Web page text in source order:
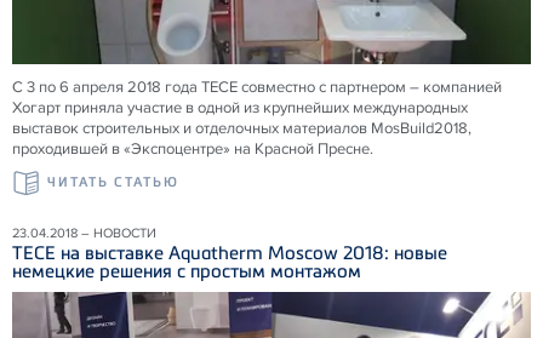
С 3 по 6 апреля 2018 года ТЕСЕ совместно с партнером – компанией
Хогарт приняла участие в одной из крупнейших международных
выставок строительных и отделочных материалов MosBuild2018,
проходившей в «Экспоцентре» на Красной Пресне.
ЧИТАТЬ СТАТЬЮ
23.04.2018 – НОВОСТИ
ТЕСЕ на выставке Aquatherm Moscow 2018: новые
немецкие решения с простым монтажом